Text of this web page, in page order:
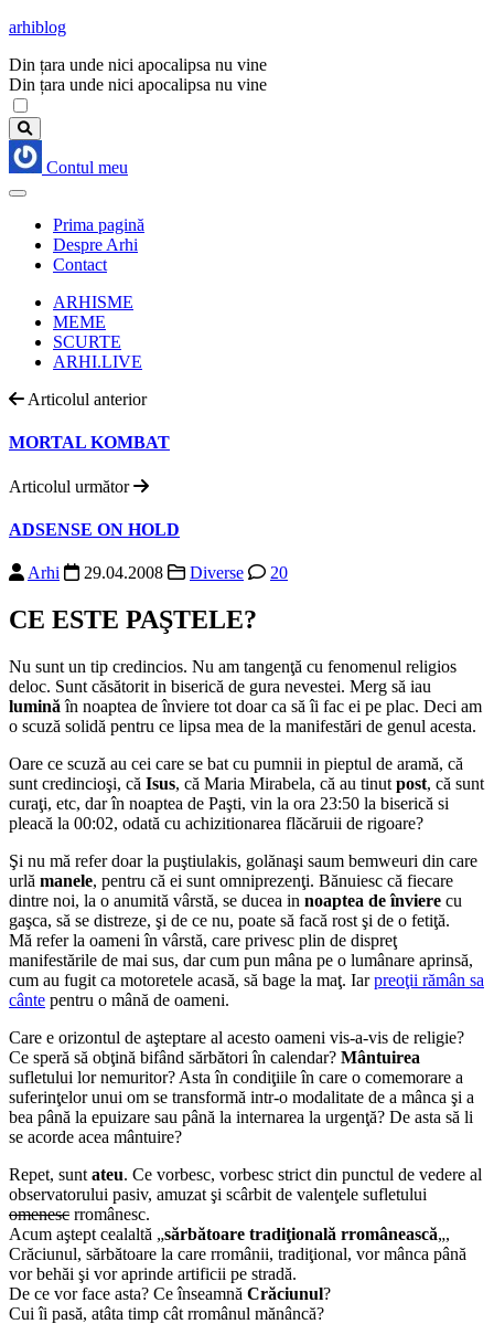
arhiblog
Din țara unde nici apocalipsa nu vine
Din țara unde nici apocalipsa nu vine
Contul meu
Prima pagină
Despre Arhi
Contact
ARHISME
MEME
SCURTE
ARHI.LIVE
Articolul anterior
MORTAL KOMBAT
Articolul următor
ADSENSE ON HOLD
Arhi 29.04.2008 Diverse 20
CE ESTE PAŞTELE?
Nu sunt un tip credincios. Nu am tangenţă cu fenomenul religios
deloc. Sunt căsătorit in biserică de gura nevestei. Merg să iau
lumină în noaptea de înviere tot doar ca să îi fac ei pe plac. Deci am
o scuză solidă pentru ce lipsa mea de la manifestări de genul acesta.
Oare ce scuză au cei care se bat cu pumnii in pieptul de aramă, că
sunt credincioşi, că Isus, că Maria Mirabela, că au tinut post, că sunt
curaţi, etc, dar în noaptea de Paşti, vin la ora 23:50 la biserică si
pleacă la 00:02, odată cu achizitionarea flăcăruii de rigoare?
Şi nu mă refer doar la puştiulakis, golănaşi saum bemweuri din care
urlă manele, pentru că ei sunt omniprezenţi. Bănuiesc că fiecare
dintre noi, la o anumită vârstă, se ducea in noaptea de înviere cu
gaşca, să se distreze, şi de ce nu, poate să facă rost şi de o fetiţă.
Mă refer la oameni în vârstă, care privesc plin de dispreţ
manifestările de mai sus, dar cum pun mâna pe o lumânare aprinsă,
cum au fugit ca motoretele acasă, să bage la maţ. Iarpreoţii rămân sa
cânte pentru o mână de oameni.
Care e orizontul de aşteptare al acesto oameni vis-a-vis de religie?
Ce speră să obţină bifând sărbători în calendar? Mântuirea
sufletului lor nemuritor? Asta în condiţiile în care o comemorare a
suferinţelor unui om se transformă intr-o modalitate de a mânca şi a
bea până la epuizare sau până la internarea la urgenţă? De asta să li
se acorde acea mântuire?
Repet, sunt ateu. Ce vorbesc, vorbesc strict din punctul de vedere al
observatorului pasiv, amuzat şi scârbit de valenţele sufletului
omenesc rromânesc.
Acum aştept cealaltă „sărbătoare tradiţională rromânească„,
Crăciunul, sărbătoare la care rromânii, tradiţional, vor mânca până
vor behăi şi vor aprinde artificii pe stradă.
De ce vor face asta? Ce înseamnă Crăciunul?
Cui îi pasă, atâta timp cât rromânul mănâncă?